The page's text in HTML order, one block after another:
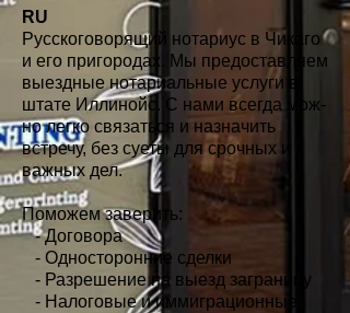
RU
Русскоговорящий нотариус в Чикаго
и его пригородах. Мы предоставляем
выездные нотариальные услуги в
штате Иллинойс. С нами всегда мож-
но легко связаться и назначить
встречу, без суеты для срочных и
важных дел.
Поможем заверить:
- Договора
- Односторонние сделки
- Разрешение на выезд заграницу
- Налоговые и иммиграционные